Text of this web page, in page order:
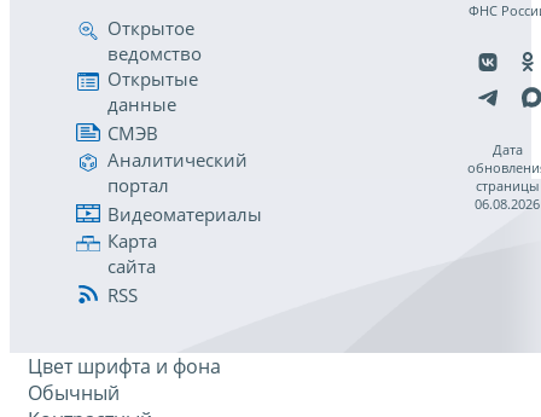
Открытое
ведомство
Открытые
данные
СМЭВ
Аналитический
портал
Видеоматериалы
Карта
сайта
RSS
ФНС
Дата
страницы
06.08.2026
Цвет шрифта и фона
Обычный